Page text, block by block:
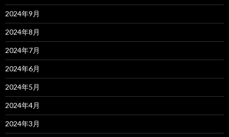
2024年9月
2024年8月
2024年7月
2024年6月
2024年5月
2024年4月
2024年3月